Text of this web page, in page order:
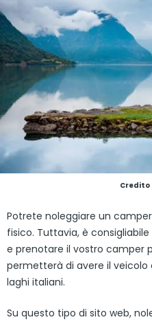
Credito
Potrete noleggiare un
fisico. Tuttavia, è
e prenotare il vostro camper
permetterà di avere il veicolo
laghi italiani.
Su questo tipo di sito web,